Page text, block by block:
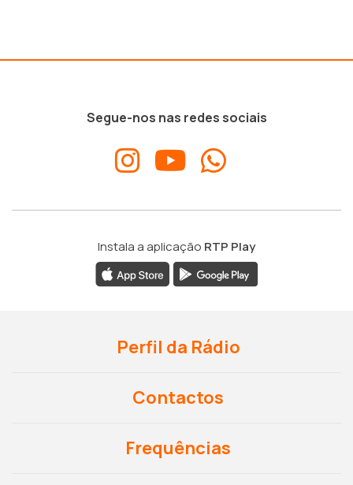
Segue-nos nas redes sociais
Instala a aplicação RTP Play
Perfil da Rádio
Contactos
Frequências